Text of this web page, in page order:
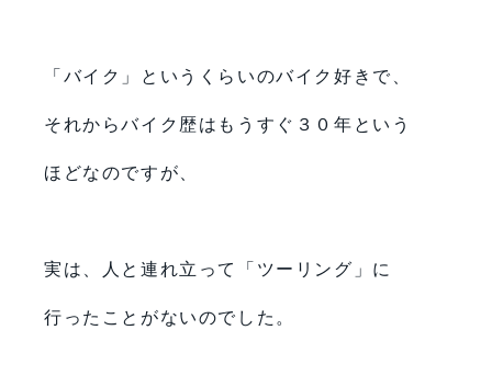
「バイク」というくらいのバイク好きで、
それからバイク歴はもうすぐ３０年という
ほどなのですが、
実は、人と連れ立って「ツーリング」に
行ったことがないのでした。